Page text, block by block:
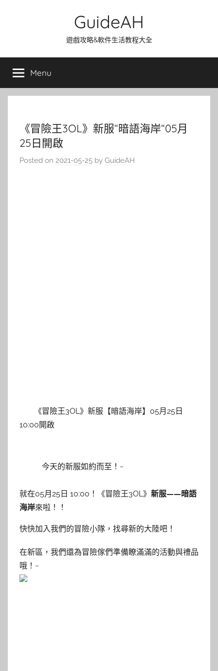
GuideAH
遊戲攻略&軟件生活教程大全
Menu
《冒險王3OL》新服“暗語海岸“05月
25日開啟
Posted on 2021-05-25 by GuideAH
《冒險王3OL》新服【暗語海岸】05月25日
10:00開啟
今天的新服如約而至！~
就在05月25日 10:00！《冒險王3OL》 新服——暗語
海岸來啦！！
快快加入我們的冒險小隊，找尋新的大陸吧！
在新區，我們還為冒險傢們準備瞭滿滿的活動與禮品
哦！~